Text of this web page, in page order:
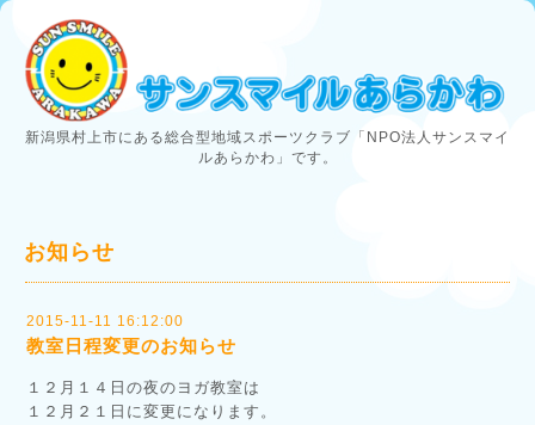
新潟県村上市にある総合型地域スポーツクラブ「NPO法人サンスマイ
ルあらかわ」です。
お知らせ
2015-11-11 16:12:00
教室日程変更のお知らせ
１２月１４日の夜のヨガ教室は
１２月２１日に変更になります。